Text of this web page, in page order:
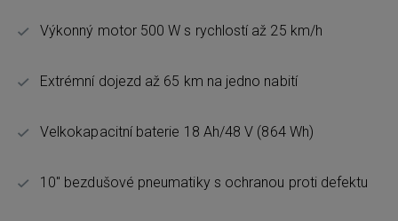
Výkonný motor 500 W s rychlostí až 25 km/h
Extrémní dojezd až 65 km na jedno nabití
Velkokapacitní baterie 18 Ah/48 V (864 Wh)
10" bezdušové pneumatiky s ochranou proti defektu